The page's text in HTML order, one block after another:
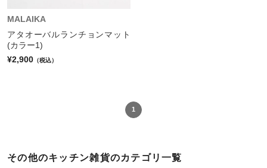
MALAIKA
アタオーバルランチョンマット
(カラー1)
¥2,900 （税込）
1
その他のキッチン雑貨のカテゴリ一覧